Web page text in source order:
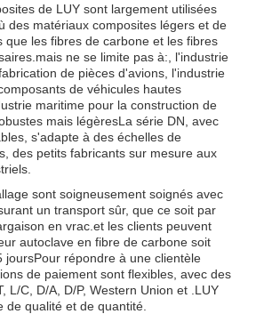
de LUY sont largement utilisées
des matériaux composites légers et de
que les fibres de carbone et les fibres
ne se limite pas à:, l'industrie
de pièces d'avions, l'industrie
de véhicules hautes
maritime pour la construction de
mais légèresLa série DN, avec
s'adapte à des échelles de
des petits fabricants sur mesure aux
sont soigneusement soignés avec
un transport sûr, que ce soit par
en vrac.et les clients peuvent
autoclave en fibre de carbone soit
joursPour répondre à une clientèle
de paiement sont flexibles, avec des
L/C, D/A, D/P, Western Union et .LUY
de qualité et de quantité.